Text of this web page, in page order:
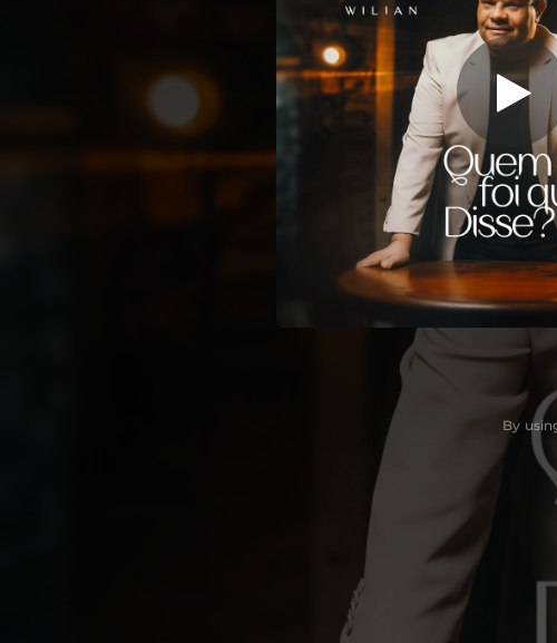
04:22
04:26
By